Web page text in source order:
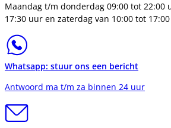
Maandag t/m donderdag 09:00 tot 22:00
17:30 uur en zaterdag van 10:00 tot
Whatsapp: stuur ons een bericht
Antwoord ma t/m za binnen 24 uur